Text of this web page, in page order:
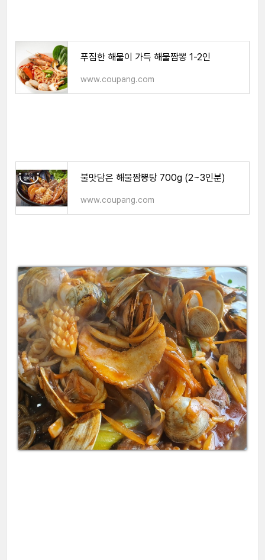
푸짐한 해물이 가득 해물짬뽕 1-2인
www.coupang.com
불맛담은 해물짬뽕탕 700g (2~3인분)
www.coupang.com